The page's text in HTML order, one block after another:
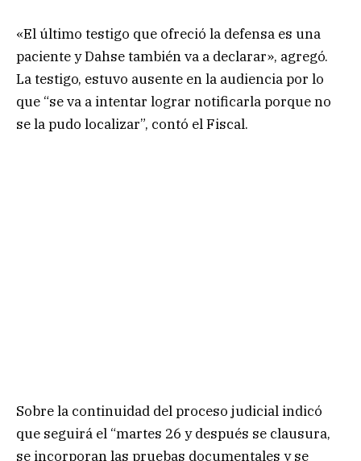
«El último testigo que ofreció la defensa es una
paciente y Dahse también va a declarar», agregó.
La testigo, estuvo ausente en la audiencia por lo
que “se va a intentar lograr notificarla porque no
se la pudo localizar”, contó el Fiscal.
Sobre la continuidad del proceso judicial indicó
que seguirá el “martes 26 y después se clausura,
se incorporan las pruebas documentales y se